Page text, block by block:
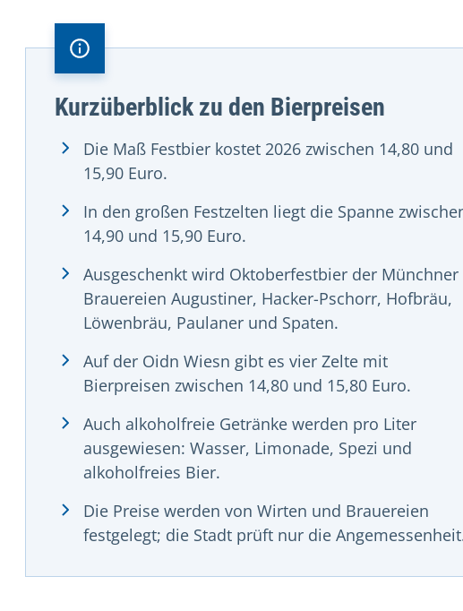
Kurzüberblick zu den Bierpreisen
Die Maß Festbier kostet 2026 zwischen 14,80 und
15,90 Euro.
In den großen Festzelten liegt die Spanne
14,90 und 15,90 Euro.
Ausgeschenkt wird Oktoberfestbier der Münchner
Brauereien Augustiner, Hacker-Pschorr, Hofbräu,
Löwenbräu, Paulaner und Spaten.
Auf der Oidn Wiesn gibt es vier Zelte mit
Bierpreisen zwischen 14,80 und 15,80 Euro.
Auch alkoholfreie Getränke werden pro Liter
ausgewiesen: Wasser, Limonade, Spezi und
alkoholfreies Bier.
Die Preise werden von Wirten und Brauereien
festgelegt; die Stadt prüft nur die